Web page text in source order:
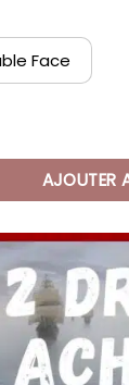
Face
AJOUTER